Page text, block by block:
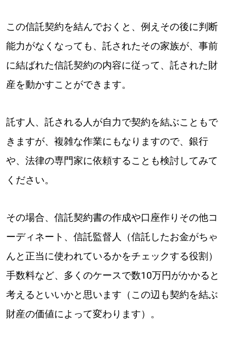
この信託契約を結んでおくと、例えその後に判断
能力がなくなっても、託されたその家族が、事前
に結ばれた信託契約の内容に従って、託された財
産を動かすことができます。
託す人、託される人が自力で契約を結ぶこともで
きますが、複雑な作業にもなりますので、銀行
や、法律の専門家に依頼することも検討してみて
ください。
その場合、信託契約書の作成や口座作りその他コ
ーディネート、信託監督人（信託したお金がちゃ
んと正当に使われているかをチェックする役割）
手数料など、多くのケースで数10万円がかかると
考えるといいかと思います（この辺も契約を結ぶ
財産の価値によって変わります）。